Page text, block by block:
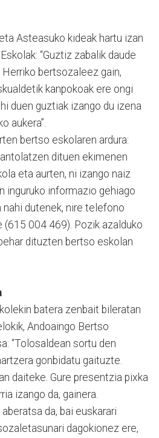
Asteasuko kideak hartu izan
“Guztiz zabalik daude
bertsozaleez gain,
kanpokoak ere ongi
duen guztiak izango du izena
aukera”.
bertso eskolaren ardura:
dituen ekimenen
eta aurten, ni izango naiz
inguruko informazio gehiago
dutenek, nire telefono
(615 004 469). Pozik azalduko
dituzten bertso eskolan
batera zenbait bileratan
Andoaingo Bertso
“Tolosaldean sortu den
gonbidatu gaituzte.
daiteke. Gure presentzia pixka
izango da, gainera.
da, bai euskarari
dagokionez ere,